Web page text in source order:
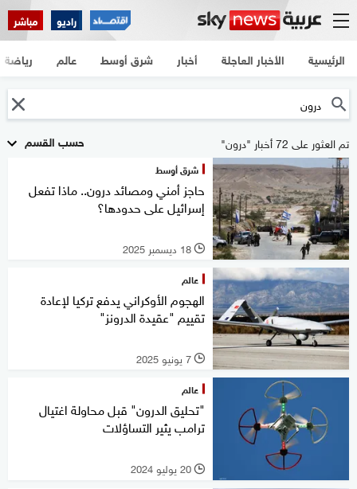
راديو مباشر
الرئيسية الأخبار العاجلة أخبار شرق أوسط عالم رياضة
حسب القسم تم العثور على 72 أخبار "درون"
شرق أوسط
حاجز أمني ومصائد درون.. ماذا تفعل
إسرائيل على حدودها؟
l 18 ديسمبر 2025
عالم
الهجوم الأوكراني يدفع تركيا لإعادة
تقييم "عقيدة الدرونز"
l 7 يونيو 2025
عالم
"تحليق الدرون" قبل محاولة اغتيال
ترامب يثير التساؤلات
l 20 يوليو 2024